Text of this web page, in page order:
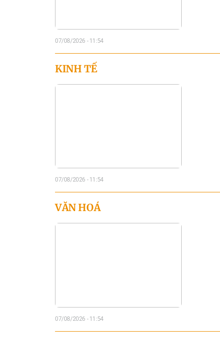
07/08/2026 - 11:54
KINH TẾ
07/08/2026 - 11:54
VĂN HOÁ
07/08/2026 - 11:54